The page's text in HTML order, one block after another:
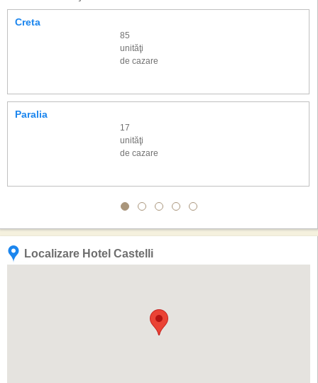
Creta
85
unităţi
de cazare
Paralia
17
unităţi
de cazare
Localizare Hotel Castelli